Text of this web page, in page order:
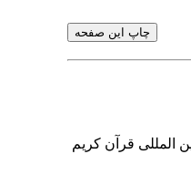
المللی قرآن کریم